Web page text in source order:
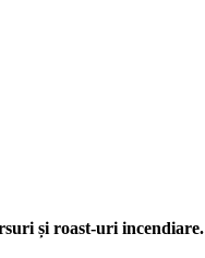
și roast-uri incendiare.